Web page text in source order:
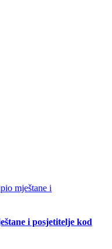
i posjetitelje kod